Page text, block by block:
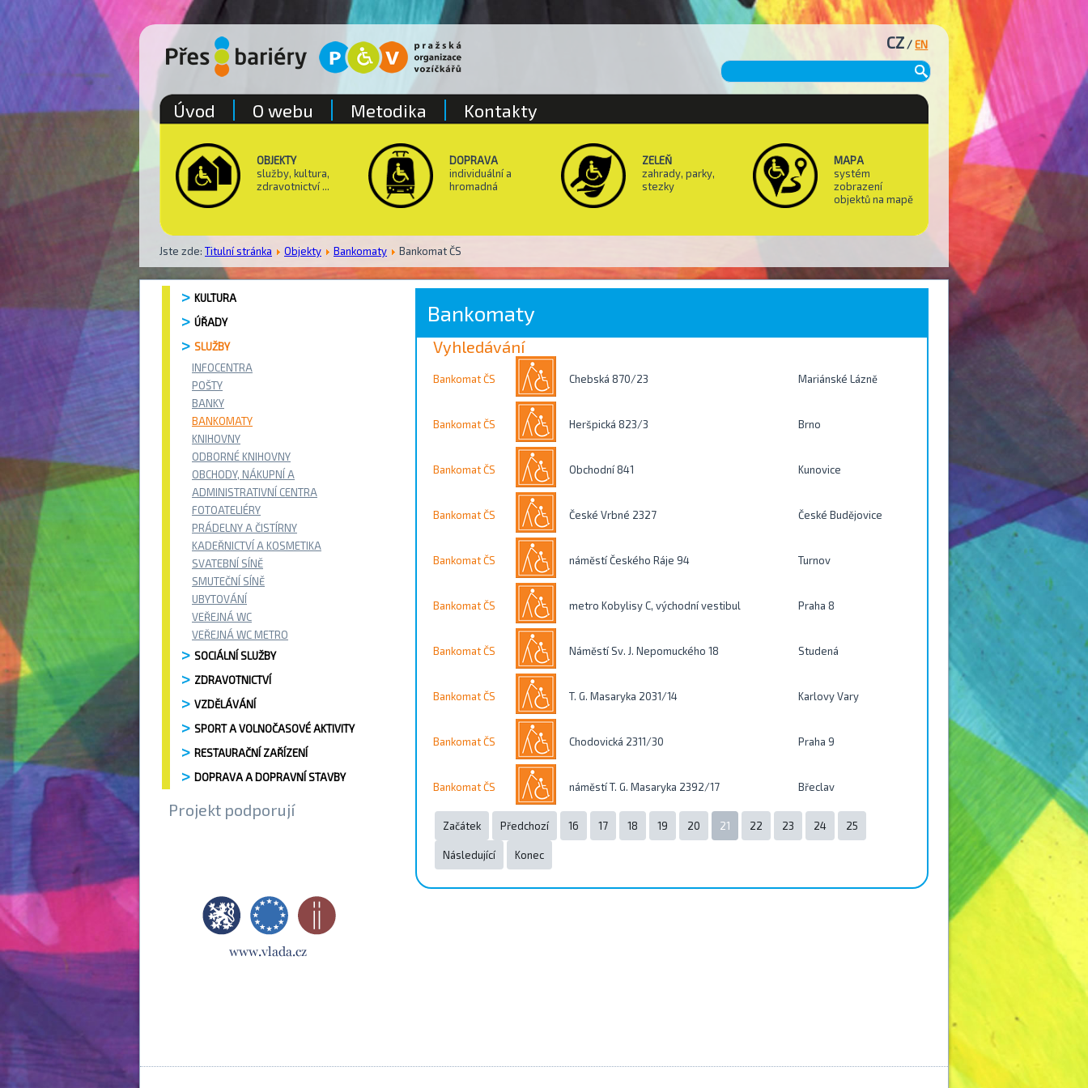
OBJEKTY
služby, kultura,
zdravotnictví ...
DOPRAVA
individuální a
hromadná
ZELEŇ
zahrady, parky,
stezky
MAPA
systém
zobrazení
objektů na mapě
CZ /EN
Jste zde: Titulní stránka Objekty Bankomaty Bankomat ČS
Úvod O webu Metodika Kontakty
KULTURA
ÚŘADY
SLUŽBY
INFOCENTRA
POŠTY
BANKY
BANKOMATY
KNIHOVNY
ODBORNÉ KNIHOVNY
OBCHODY, NÁKUPNÍ A
ADMINISTRATIVNÍ CENTRA
FOTOATELIÉRY
PRÁDELNY A ČISTÍRNY
KADEŘNICTVÍ A KOSMETIKA
SVATEBNÍ SÍNĚ
SMUTEČNÍ SÍNĚ
UBYTOVÁNÍ
VEŘEJNÁ WC
VEŘEJNÁ WC METRO
SOCIÁLNÍ SLUŽBY
ZDRAVOTNICTVÍ
VZDĚLÁVÁNÍ
SPORT A VOLNOČASOVÉ AKTIVITY
RESTAURAČNÍ ZAŘÍZENÍ
DOPRAVA A DOPRAVNÍ STAVBY
Projekt podporují
Bankomaty
Vyhledávání
Vyhledávání / Filtrování
Vyhledat
Kontakty
Město
Vyprázdnit
Strana 21 z 127
Bankomat ČS Chebská 870/23 Mariánské Lázně
Bankomat ČS Heršpická 823/3 Brno
Bankomat ČS Obchodní 841 Kunovice
Bankomat ČS České Vrbné 2327 České Budějovice
Bankomat ČS náměstí Českého Ráje 94 Turnov
Bankomat ČS metro Kobylisy C, východní vestibul Praha 8
Bankomat ČS Náměstí Sv. J. Nepomuckého 18 Studená
Bankomat ČS T. G. Masaryka 2031/14 Karlovy Vary
Bankomat ČS Chodovická 2311/30 Praha 9
Bankomat ČS náměstí T. G. Masaryka 2392/17 Břeclav
Začátek Předchozí 16 17 18 19 20 21 22 23 24 25
Následující Konec